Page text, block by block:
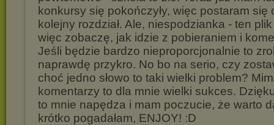
konkursy się pokończyły, więc postaram się
kolejny rozdział. Ale, niespodzianka - ten
więc zobaczę, jak idzie z pobieraniem i
Jeśli będzie bardzo nieproporcjonalnie to
naprawdę przykro. No bo na serio, czy
choć jedno słowo to taki wielki problem?
komentarzy to dla mnie wielki sukces.
to mnie napędza i mam poczucie, że warto
krótko pogadałam, ENJOY! :D